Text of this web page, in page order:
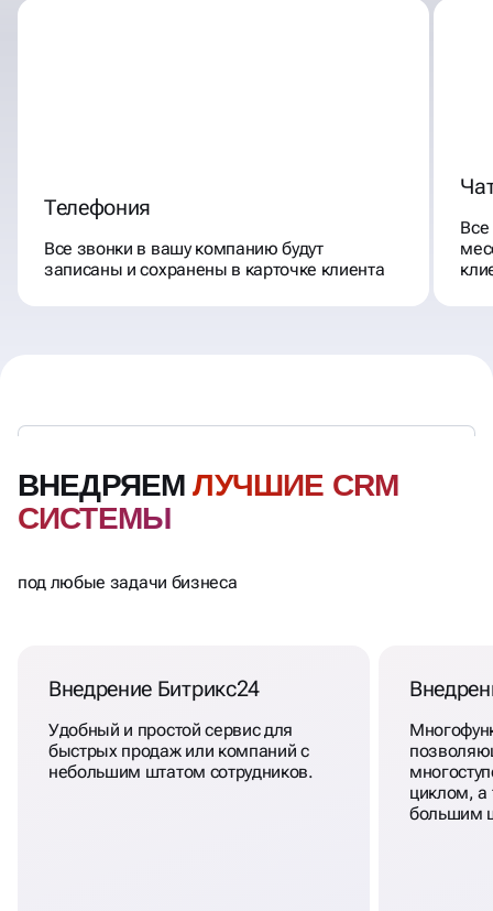
Телефония
Все звонки в вашу компанию будут
записаны и сохранены в карточке клиента
Все
ВНЕДРЯЕМЛУЧШИЕ CRM
СИСТЕМЫ
под любые задачи бизнеса
Внедрение Битрикс24
Удобный и простой сервис для
быстрых продаж или компаний с
небольшим штатом сотрудников.
циклом, а
большим